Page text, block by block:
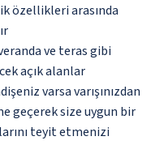
özellikleri arasında
ve teras gibi
açık alanlar
varsa varışınızdan
geçerek size uygun bir
teyit etmenizi